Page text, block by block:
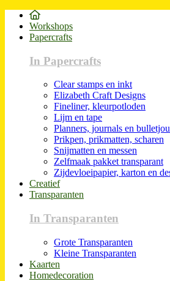
Workshops
Papercrafts
In Papercrafts
Clear stamps en inkt
Elizabeth Craft Designs
Fineliner, kleurpotloden
Lijm en tape
Planners, journals en
Prikpen, prikmatten, scharen
Snijmatten en messen
Zelfmaak pakket transparant
Zijdevloeipapier, karton en
Creatief
Transparanten
In Transparanten
Grote Transparanten
Kleine Transparanten
Kaarten
Homedecoration